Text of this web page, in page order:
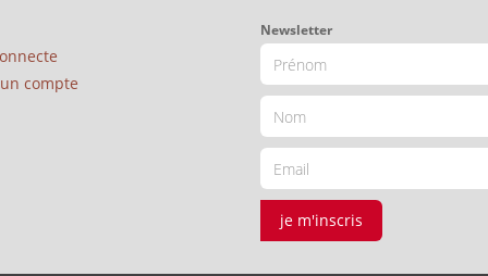
compte
Newsletter
je m'inscris